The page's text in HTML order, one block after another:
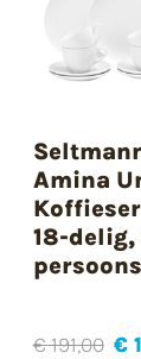
Amina
18-delig,
persoons
€ 191,00 €